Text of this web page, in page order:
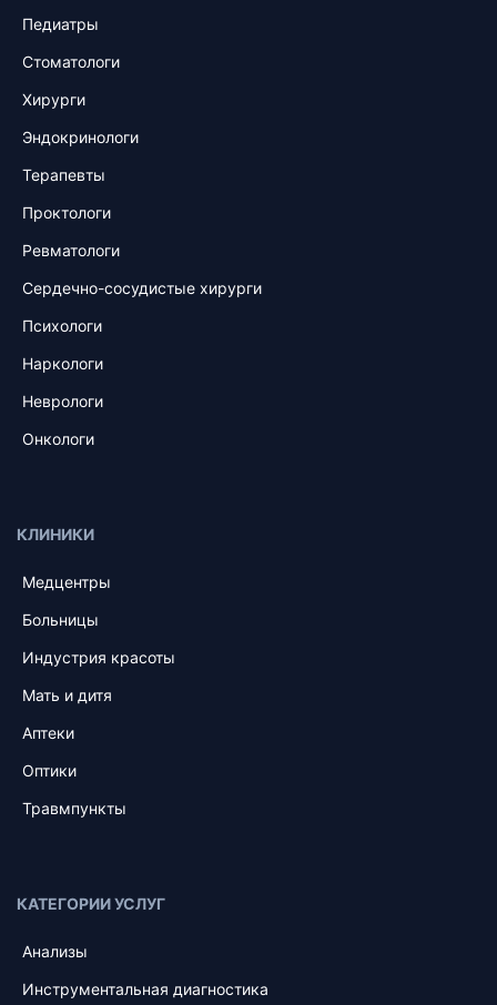
Педиатры
Стоматологи
Хирурги
Эндокринологи
Терапевты
Проктологи
Ревматологи
Сердечно-сосудистые хирурги
Психологи
Наркологи
Неврологи
Онкологи
КЛИНИКИ
Медцентры
Больницы
Индустрия красоты
Мать и дитя
Аптеки
Оптики
Травмпункты
КАТЕГОРИИ УСЛУГ
Анализы
Инструментальная диагностика